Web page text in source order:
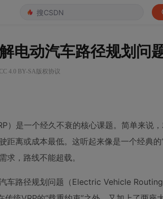
电动汽车路径规划问
4.0 BY-SA版权协议
是一个经久不衰的核心课题。简单来说
离或成本最低。这听起来像是一个经典的
，路线不能超载。
车路径规划问题（Electric Vehicle